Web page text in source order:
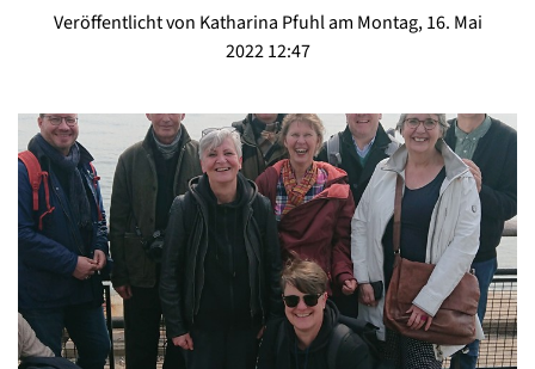
Veröffentlicht von Katharina Pfuhl am Montag, 16. Mai
2022 12:47